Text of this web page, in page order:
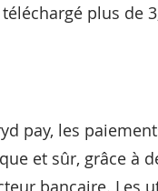
téléchargé plus de
pay, les
et sûr, grâce à
bancaire. Les